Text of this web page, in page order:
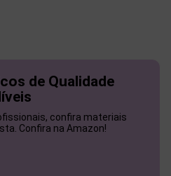
de Qualidade
confira materiais
Confira na Amazon!